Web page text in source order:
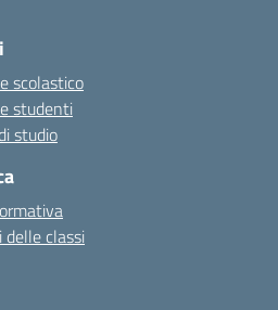
scolastico
studenti
studio
classi